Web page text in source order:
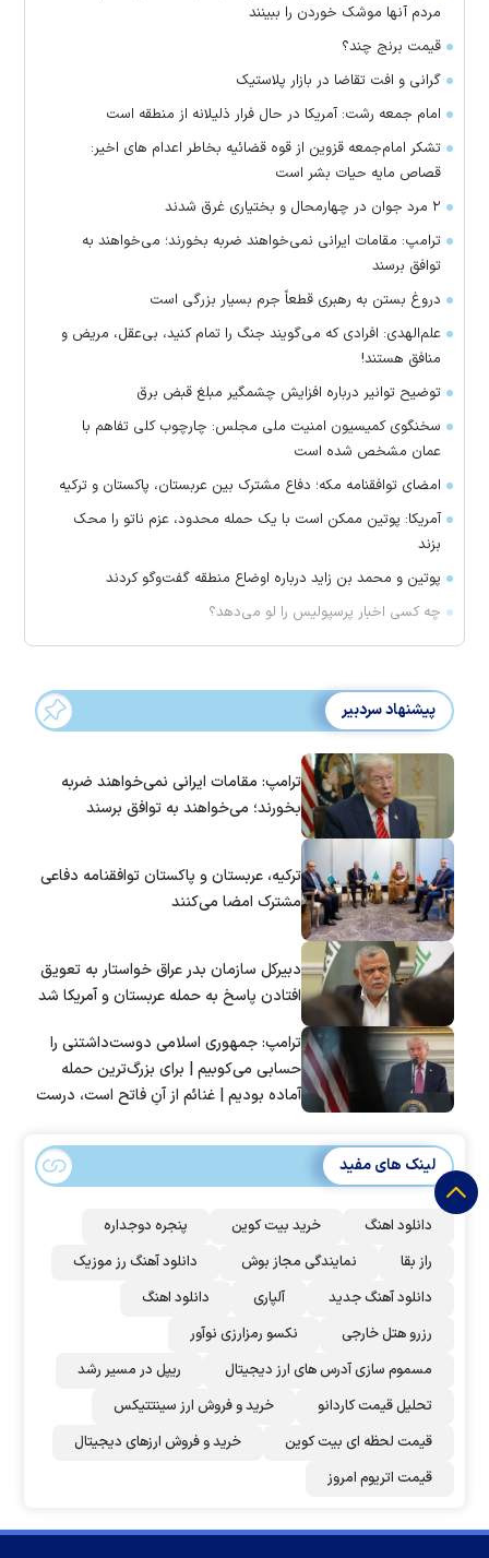
مردم آنها موشک خوردن را ببینند
قیمت برنج چند؟
گرانی و افت تقاضا در بازار پلاستیک
امام جمعه رشت: آمریکا در حال فرار ذلیلانه از منطقه است
تشکر امام‌جمعه قزوین از قوه قضائیه بخاطر اعدام های اخیر:
قصاص مایه حیات بشر است
۲ مرد جوان در چهارمحال و بختیاری غرق شدند
ترامپ: مقامات ایرانی نمی‌خواهند ضربه بخورند؛ می‌خواهند به
توافق برسند
دروغ بستن به رهبری قطعاً جرم بسیار بزرگی است
علم‌الهدی: افرادی که می‌گویند جنگ را تمام کنید، بی‌عقل، مریض و
منافق هستند!
توضیح توانیر درباره افزایش چشمگیر مبلغ قبض برق
سخنگوی کمیسیون امنیت ملی مجلس: چارچوب کلی تفاهم با
عمان مشخص شده است
امضای توافقنامه مکه؛ دفاع مشترک بین عربستان، پاکستان و ترکیه
آمریکا: پوتین ممکن است با یک حمله محدود، عزم ناتو را محک
بزند
پوتین و محمد بن زاید درباره اوضاع منطقه گفت‌وگو کردند
چه کسی اخبار پرسپولیس را لو می‌دهد؟
پیشنهاد سردبیر
ترامپ: مقامات ایرانی نمی‌خواهند ضربه
بخورند؛ می‌خواهند به توافق برسند
ترکیه، عربستان و پاکستان توافقنامه دفاعی
مشترک امضا می‌کنند
دبیرکل سازمان بدر عراق خواستار به تعویق
افتادن پاسخ به حمله عربستان و آمریکا شد
ترامپ: جمهوری اسلامی دوست‌داشتنی را
حسابی می‌کوبیم | برای بزرگ‌ترین حمله
آماده بودیم | غنائم از آنِ فاتح است، درست
لینک های مفید
دانلود اهنگ خرید بیت کوین
پنجره دوجداره
راز بقا
نمایندگی مجاز بوش
دانلود آهنگ رز‌ موزیک
دانلود آهنگ جدید
آلپاری
دانلود اهنگ
رزرو هتل خارجی
نکسو رمزارزی نوآور
مسموم سازی آدرس های ارز دیجیتال
ریپل در مسیر رشد
تحلیل قیمت کاردانو
خرید و فروش ارز سینتتیکس
قیمت لحظه ای بیت کوین
خرید و فروش ارزهای دیجیتال
قیمت اتریوم امروز